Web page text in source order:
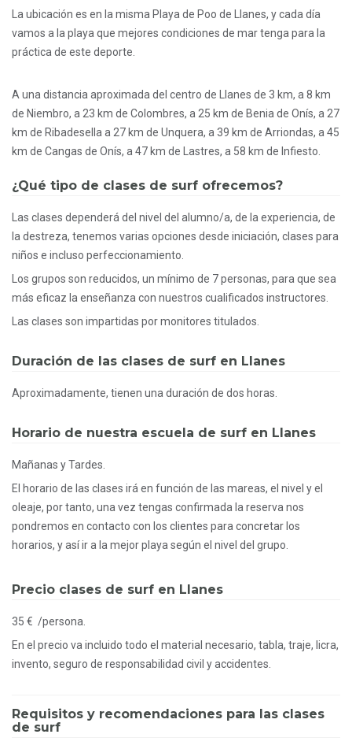
La ubicación es en la misma Playa de Poo de Llanes, y cada día
vamos a la playa que mejores condiciones de mar tenga para la
práctica de este deporte.
A una distancia aproximada del centro de Llanes de 3 km, a 8 km
de Niembro, a 23 km de Colombres, a 25 km de Benia de Onís, a 27
km de Ribadesella a 27 km de Unquera, a 39 km de Arriondas, a 45
km de Cangas de Onís, a 47 km de Lastres, a 58 km de Infiesto.
¿Qué tipo de clases de surf ofrecemos?
Las clases dependerá del nivel del alumno/a, de la experiencia, de
la destreza, tenemos varias opciones desde iniciación, clases para
niños e incluso perfeccionamiento.
Los grupos son reducidos, un mínimo de 7 personas, para que sea
más eficaz la enseñanza con nuestros cualificados instructores.
Las clases son impartidas por monitores titulados.
Duración de las clases de surf en Llanes
Aproximadamente, tienen una duración de dos horas.
Horario de nuestra escuela de surf en Llanes
Mañanas y Tardes.
El horario de las clases irá en función de las mareas, el nivel y el
oleaje, por tanto, una vez tengas confirmada la reserva nos
pondremos en contacto con los clientes para concretar los
horarios, y así ir a la mejor playa según el nivel del grupo.
Precio clases de surf en Llanes
35 € /persona.
En el precio va incluido todo el material necesario, tabla, traje, licra,
invento, seguro de responsabilidad civil y accidentes.
Requisitos y recomendaciones para las clases
de surf